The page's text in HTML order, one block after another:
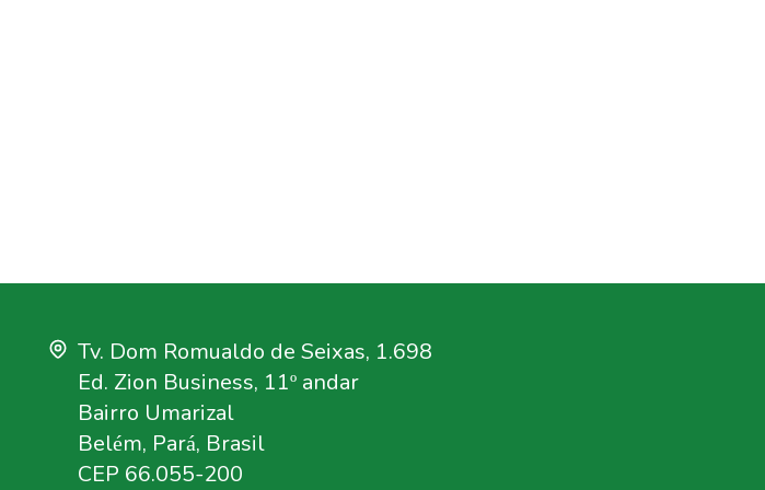
Tv. Dom Romualdo de Seixas, 1.698
Ed. Zion Business, 11º andar
Bairro Umarizal
Belém, Pará, Brasil
CEP 66.055-200